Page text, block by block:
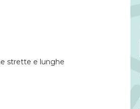
strette e lunghe